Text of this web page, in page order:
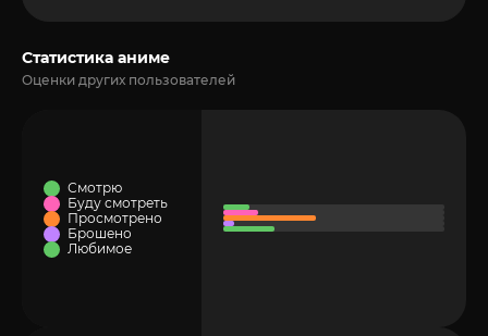
Статистика аниме
Оценки других пользователей
Смотрю
Буду смотреть
Просмотрено
Брошено
Любимое